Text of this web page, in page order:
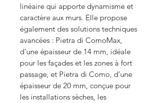
linéaire qui apporte dynamisme et
caractère aux murs. Elle propose
également des solutions techniques
avancées : Pietra di ComoMax,
d’une épaisseur de 14 mm, idéale
pour les façades et les zones à fort
passage, et Pietra di Como, d’une
épaisseur de 20 mm, conçue pour
les installations sèches, les